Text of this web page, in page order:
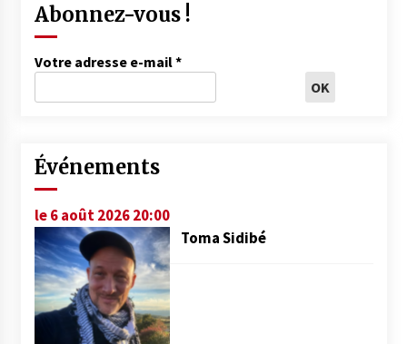
Abonnez-vous !
Votre adresse e-mail*
Événements
le 6 août 2026 20:00
Toma Sidibé